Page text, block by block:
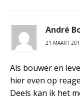
André
21 MAART
Als bouwer en
hier even op
Deels kan ik het